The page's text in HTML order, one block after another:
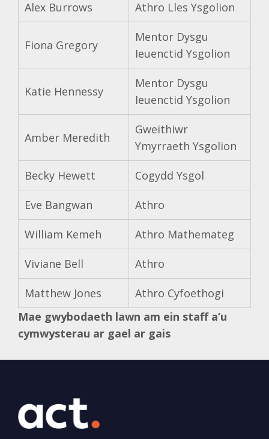
Alex Burrows Athro Lles Ysgolion
Fiona Gregory
Mentor Dysgu
Ieuenctid Ysgolion
Katie Hennessy
Mentor Dysgu
Ieuenctid Ysgolion
Amber Meredith
Gweithiwr
Ymyrraeth Ysgolion
Becky Hewett Cogydd Ysgol
Eve Bangwan Athro
William Kemeh Athro Mathemateg
Viviane Bell Athro
Matthew Jones
Athro Cyfoethogi
Mae gwybodaeth lawn am ein staff a’u
cymwysterau ar gael ar gais